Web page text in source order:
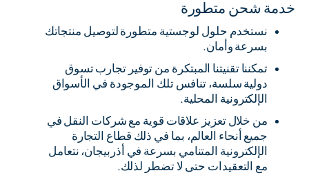
خدمة شحن متطورة
نستخدم حلول لوجستية متطورة لتوصيل منتجاتك
بسرعة وأمان.
تمكننا تقنيتنا المبتكرة من توفير تجارب تسوق
دولية سلسة، تنافس تلك الموجودة في الأسواق
الإلكترونية المحلية.
من خلال تعزيز علاقات قوية مع شركات النقل في
جميع أنحاء العالم، بما في ذلك قطاع التجارة
الإلكترونية المتنامي بسرعة في أذربيجان، نتعامل
مع التعقيدات حتى لا تضطر لذلك.